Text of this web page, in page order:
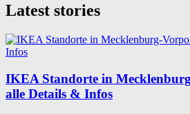
Latest stories
IKEA Standorte in
alle Details & Infos